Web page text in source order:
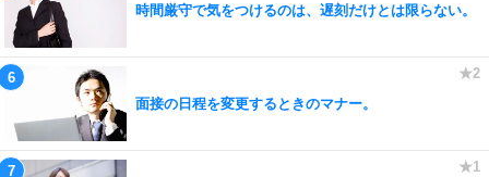
時間厳守で気をつけるのは、遅刻だけとは限らない。
面接の日程を変更するときのマナー。